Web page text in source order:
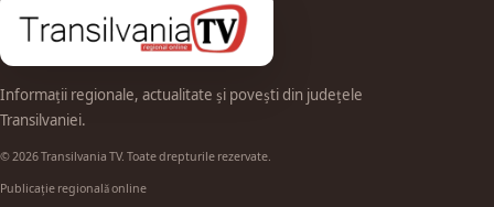
Informații regionale, actualitate și povești din județele
Transilvaniei.
© 2026 Transilvania TV. Toate drepturile rezervate.
Publicație regională online